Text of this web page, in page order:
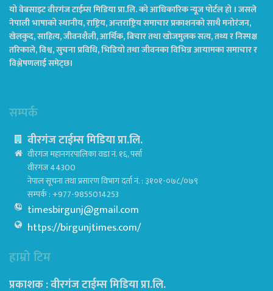
यो वेबसाइट वीरगंज टाईम्स मिडिया प्रा.लि. को आधिकारिक न्यूज पोर्टल हो । जसले
नेपाली भाषाको स्थानीय, राष्ट्रिय, अन्तराष्ट्रिय समाचार प्रकाशनको साथै मनोरंजन,
खेलकुद, साहित्य, जीवनशैली, आर्थिक, बिचार तथा खोजमुलक सत्य, तथ्य र निस्पक्ष
तरिकाले, विश्व, सुचना प्रविधि, भिडियो तथा जीवनका विभिन्न आयामका समाचार र
विश्लेषणलाई समेट्छ।
सम्पर्क
वीरगंज टाईम्स मिडिया प्रा.लि.
वीरगंज महानगरपालिका वडा नं. १६, पर्सा
वीरगंज 44300
नेपाल सूचना तथा प्रसारण विभाग दर्ता नं. : ३१०१-०७८/०७९
सम्पर्क : +977-9855014253
timesbirgunj@gmail.com
https://birgunjtimes.com/
हाम्रो टिम
प्रकाशक : वीरगंज टाईम्स मिडिया प्रा‍.लि.